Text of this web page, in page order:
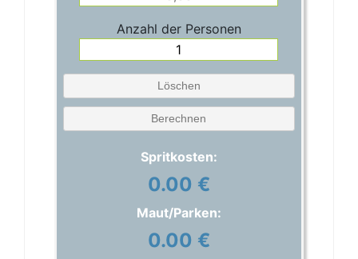
Anzahl der Personen
Löschen
Berechnen
Spritkosten:
0.00 €
Maut/Parken:
0.00 €